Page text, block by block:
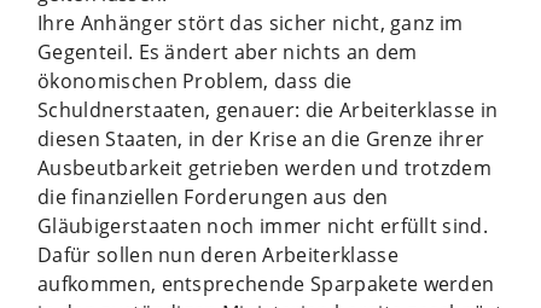
Ihre Anhänger stört das sicher nicht, ganz im
Gegenteil. Es ändert aber nichts an dem
ökonomischen Problem, dass die
Schuldnerstaaten, genauer: die Arbeiterklasse in
diesen Staaten, in der Krise an die Grenze ihrer
Ausbeutbarkeit getrieben werden und trotzdem
die finanziellen Forderungen aus den
Gläubigerstaaten noch immer nicht erfüllt sind.
Dafür sollen nun deren Arbeiterklasse
aufkommen, entsprechende Sparpakete werden